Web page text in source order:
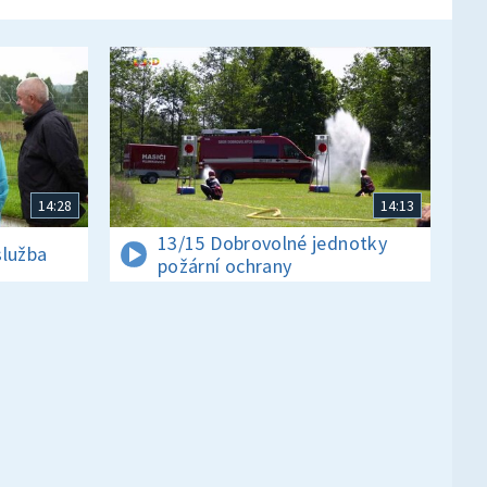
14:28 14:13
13/15 Dobrovolné jednotky
požární ochrany